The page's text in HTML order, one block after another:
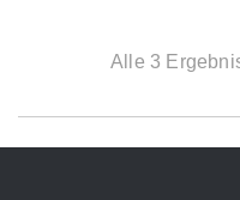
Alle 3